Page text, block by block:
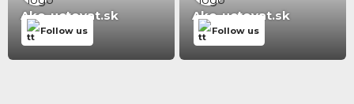
Ako-uctovat.sk
Follow us
Ako-uctovat.sk
Follow us